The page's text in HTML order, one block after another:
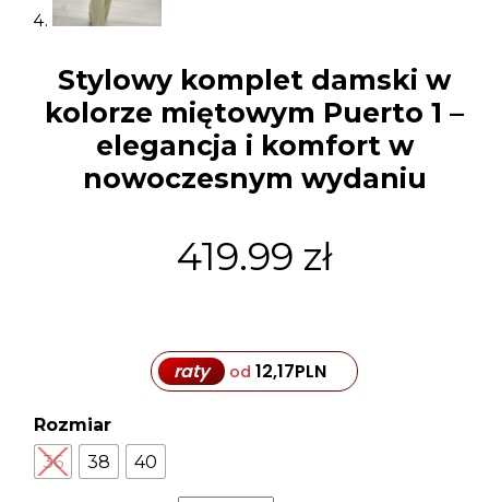
Stylowy komplet damski w
kolorze miętowym Puerto 1 –
elegancja i komfort w
nowoczesnym wydaniu
419.99 zł
raty od 12,17PLN
Rozmiar
36
38 40